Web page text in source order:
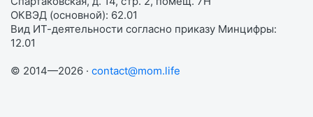
ОКВЭД (основной): 62.01
Вид ИТ-деятельности согласно приказу Минцифры:
12.01
© 2014—2026 · contact@mom.life